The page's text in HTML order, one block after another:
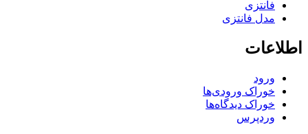
فانتزی
مدل فانتزی
اطلاعات
ورود
خوراک ورودی‌ها
خوراک دیدگاه‌ها
وردپرس